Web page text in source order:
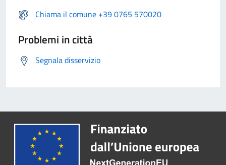
Chiama il comune +39 0765 570020
Problemi in città
Segnala disservizio